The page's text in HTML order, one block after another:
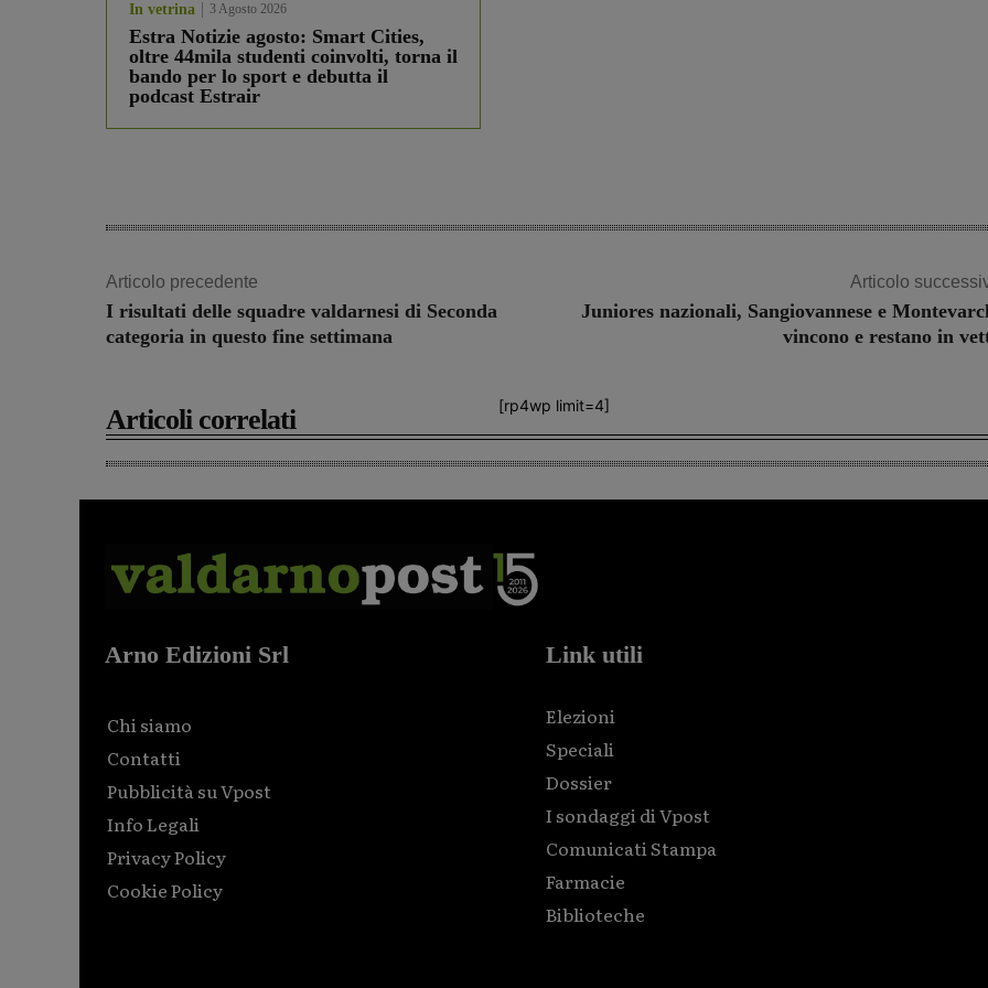
In vetrina 3 Agosto 2026
Estra Notizie agosto: Smart Cities,
oltre 44mila studenti coinvolti, torna il
bando per lo sport e debutta il
podcast Estrair
Articolo precedente
I risultati delle squadre valdarnesi di Seconda
categoria in questo fine settimana
Articolo
Juniores nazionali, Sangiovannese e
vincono e restano in
[rp4wp limit=4]
Articoli correlati
Arno Edizioni Srl
Chi siamo
Contatti
Pubblicità su Vpost
Info Legali
Privacy Policy
Cookie Policy
Link utili
Elezioni
Speciali
Dossier
I sondaggi di Vpost
Comunicati Stampa
Farmacie
Biblioteche